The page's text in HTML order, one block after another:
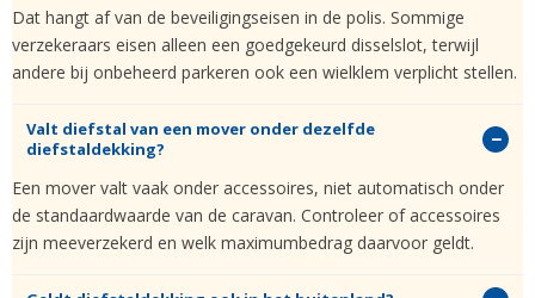
Dat hangt af van de beveiligingseisen in de polis. Sommige
verzekeraars eisen alleen een goedgekeurd disselslot, terwijl
andere bij onbeheerd parkeren ook een wielklem verplicht stellen.
Valt diefstal van een mover onder dezelfde
diefstaldekking?
Een mover valt vaak onder accessoires, niet automatisch onder
de standaardwaarde van de caravan. Controleer of accessoires
zijn meeverzekerd en welk maximumbedrag daarvoor geldt.